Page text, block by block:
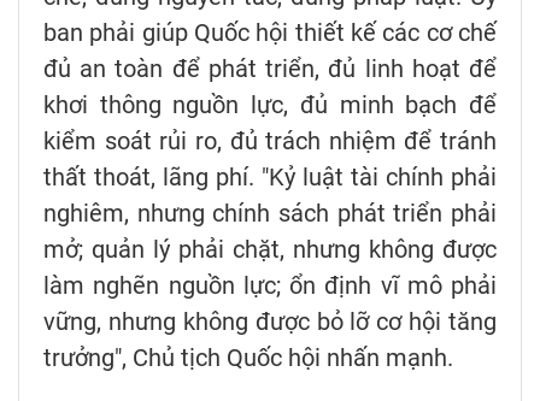
ban phải giúp Quốc hội thiết kế các cơ chế
đủ an toàn để phát triển, đủ linh hoạt để
khơi thông nguồn lực, đủ minh bạch để
kiểm soát rủi ro, đủ trách nhiệm để tránh
thất thoát, lãng phí. "Kỷ luật tài chính phải
nghiêm, nhưng chính sách phát triển phải
mở; quản lý phải chặt, nhưng không được
làm nghẽn nguồn lực; ổn định vĩ mô phải
vững, nhưng không được bỏ lỡ cơ hội tăng
trưởng", Chủ tịch Quốc hội nhấn mạnh.